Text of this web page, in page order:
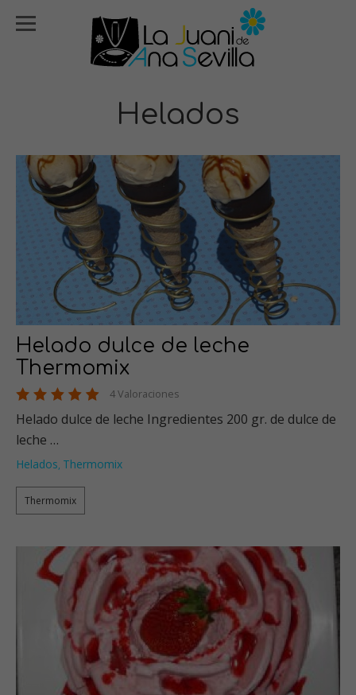
Helados
Helado dulce de leche
Thermomix
4 Valoraciones
Helado dulce de leche Ingredientes 200 gr. de dulce de
leche …
Helados, Thermomix
Thermomix